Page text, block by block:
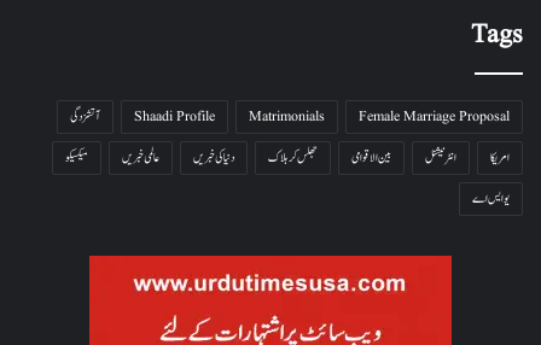
Tags
Female Marriage Proposal
Matrimonials
Shaadi Profile
آتشزدگی
امریکا
انٹرنیشنل بین الاقوامی جھلس کر ہلاک دنیا کی خبریں عالمی خبریں
میکسیکو
یو ایس اے